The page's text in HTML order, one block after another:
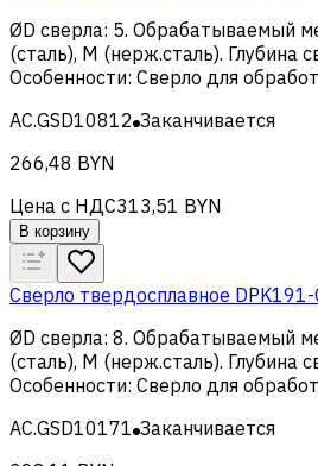
ØD сверла: 5. Обрабатываемый
(сталь), M (нерж.сталь). Глубина
Особенности: Сверло для
AC.GSD10812 Заканчивается
266,48 BYN
Цена с НДС313,51 BYN
В корзину
Сверло твердосплавное
ØD сверла: 8. Обрабатываемый
(сталь), M (нерж.сталь). Глубина
Особенности: Сверло для
AC.GSD10171 Заканчивается